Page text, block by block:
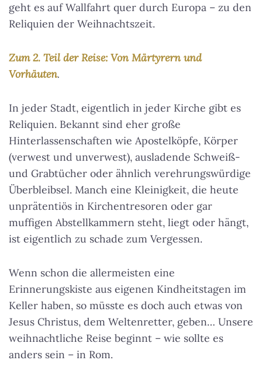
geht es auf Wallfahrt quer durch Europa – zu den
Reliquien der Weihnachtszeit.
Zum 2. Teil der Reise: Von Märtyrern und
Vorhäuten.
In jeder Stadt, eigentlich in jeder Kirche gibt es
Reliquien. Bekannt sind eher große
Hinterlassenschaften wie Apostelköpfe, Körper
(verwest und unverwest), ausladende Schweiß-
und Grabtücher oder ähnlich verehrungswürdige
Überbleibsel. Manch eine Kleinigkeit, die heute
unprätentiös in Kirchentresoren oder gar
muffigen Abstellkammern steht, liegt oder hängt,
ist eigentlich zu schade zum Vergessen.
Wenn schon die allermeisten eine
Erinnerungskiste aus eigenen Kindheitstagen im
Keller haben, so müsste es doch auch etwas von
Jesus Christus, dem Weltenretter, geben… Unsere
weihnachtliche Reise beginnt – wie sollte es
anders sein – in Rom.